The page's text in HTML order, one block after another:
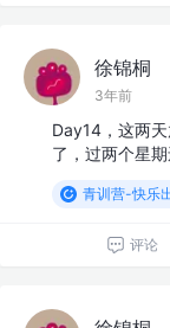
徐锦桐
3年前
Day14，这两
了，过两个星期
青训营-快乐
评论